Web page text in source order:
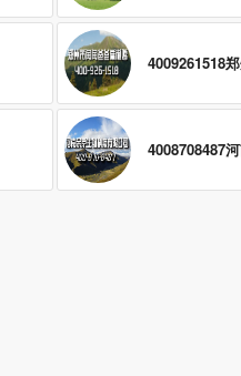
4009261518
4008708487